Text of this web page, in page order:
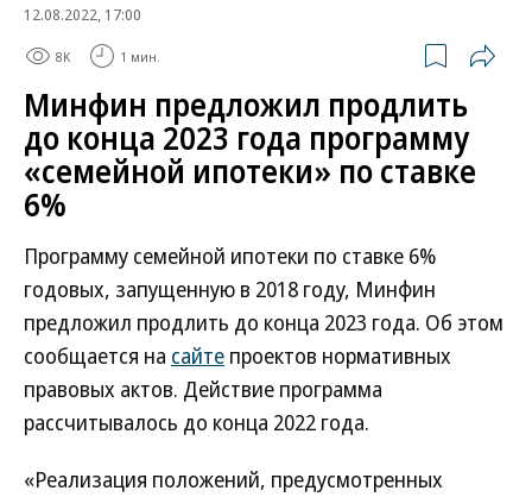
12.08.2022, 17:00
8K 1 мин.
Минфин предложил продлить
до конца 2023 года программу
«семейной ипотеки» по ставке
6%
Программу семейной ипотеки по ставке 6%
годовых, запущенную в 2018 году, Минфин
предложил продлить до конца 2023 года. Об этом
сообщается на сайте проектов нормативных
правовых актов. Действие программа
рассчитывалось до конца 2022 года.
«Реализация положений, предусмотренных